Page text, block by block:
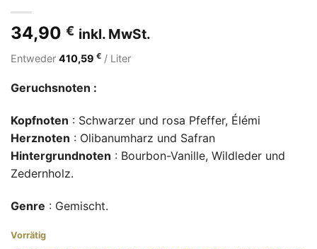
34,90 € inkl. MwSt.
Entweder 410,59 € / Liter
Geruchsnoten :
Kopfnoten : Schwarzer und rosa Pfeffer, Élémi
Herznoten : Olibanumharz und Safran
Hintergrundnoten : Bourbon-Vanille, Wildleder und
Zedernholz.
Genre : Gemischt.
Vorrätig